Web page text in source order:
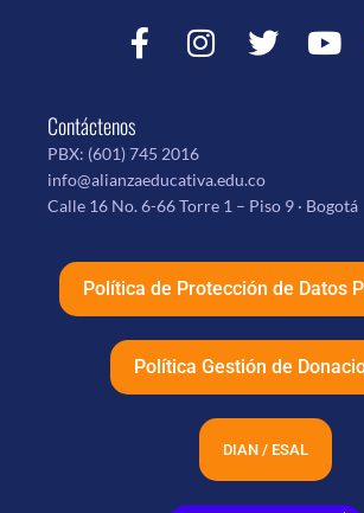
Contáctenos
PBX: (601) 745 2016
info@alianzaeducativa.edu.co
Calle 16 No. 6-66 Torre 1 – Piso 9 · Bogotá
Política de Protección de Datos
Política Gestión de
DIAN / ESAL